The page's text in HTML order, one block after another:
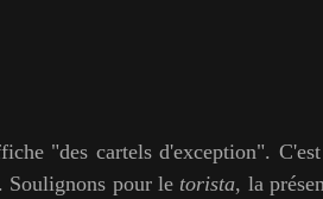
"des cartels d'exception". C'est
Soulignons pour le torista, la